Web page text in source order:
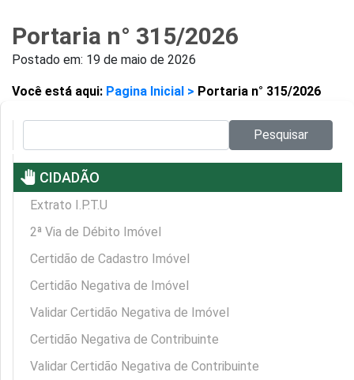
Portaria n° 315/2026
Postado em: 19 de maio de 2026
Você está aqui: Pagina Inicial > Portaria n° 315/2026
Pesquisar
pan_tool CIDADÃO
Extrato I.P.T.U
2ª Via de Débito Imóvel
Certidão de Cadastro Imóvel
Certidão Negativa de Imóvel
Validar Certidão Negativa de Imóvel
Certidão Negativa de Contribuinte
Validar Certidão Negativa de Contribuinte